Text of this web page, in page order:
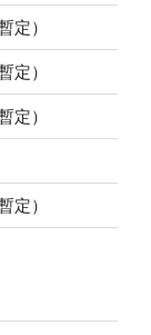
定）
定）
定）
定）